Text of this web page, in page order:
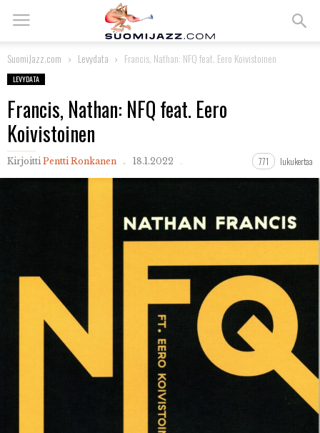
SuomiJazz.com Levydata Francis, Nathan: NFQ feat. Eero Koivistoinen
LEVYDATA
Francis, Nathan: NFQ feat. Eero
Koivistoinen
Kirjoitti Pentti Ronkanen 18.1.2022 771 lukukertaa